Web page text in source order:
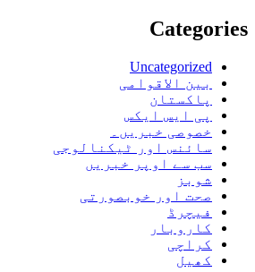
Categories
Uncategorized
بین الاقوامی
پاکستان
پی ایس ایکس
خصوصی خبریں۔
سائنس اور ٹیکنالوجی
سب سے اوپر خبریں
شوبز
صحت اور خوبصورتی
فیچرڈ
کاروبار
کراچی
کھیل